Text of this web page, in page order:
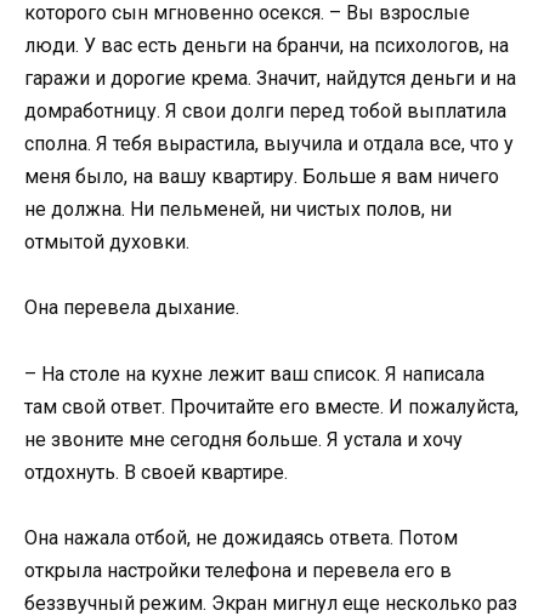
которого сын мгновенно осекся. – Вы взрослые
люди. У вас есть деньги на бранчи, на психологов, на
гаражи и дорогие крема. Значит, найдутся деньги и на
домработницу. Я свои долги перед тобой выплатила
сполна. Я тебя вырастила, выучила и отдала все, что у
меня было, на вашу квартиру. Больше я вам ничего
не должна. Ни пельменей, ни чистых полов, ни
отмытой духовки.
Она перевела дыхание.
– На столе на кухне лежит ваш список. Я написала
там свой ответ. Прочитайте его вместе. И пожалуйста,
не звоните мне сегодня больше. Я устала и хочу
отдохнуть. В своей квартире.
Она нажала отбой, не дожидаясь ответа. Потом
открыла настройки телефона и перевела его в
беззвучный режим. Экран мигнул еще несколько раз